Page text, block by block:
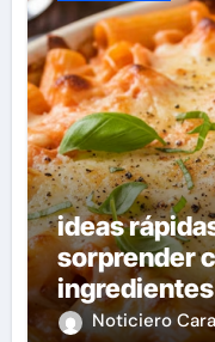
ideas
sorprender
ingredientes
Noticiero